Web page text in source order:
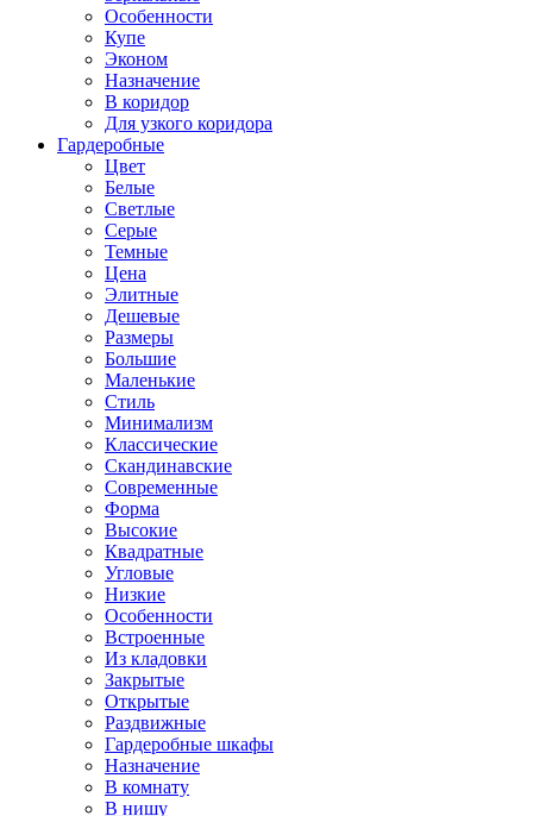
Особенности
Купе
Эконом
Назначение
В коридор
Для узкого коридора
Гардеробные
Цвет
Белые
Светлые
Серые
Темные
Цена
Элитные
Дешевые
Размеры
Большие
Маленькие
Стиль
Минимализм
Классические
Скандинавские
Современные
Форма
Высокие
Квадратные
Угловые
Низкие
Особенности
Встроенные
Из кладовки
Закрытые
Открытые
Раздвижные
Гардеробные шкафы
Назначение
В комнату
В нишу